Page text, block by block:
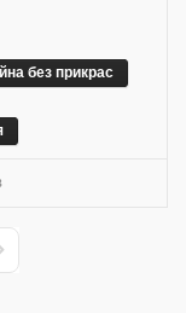
без прикрас
Page